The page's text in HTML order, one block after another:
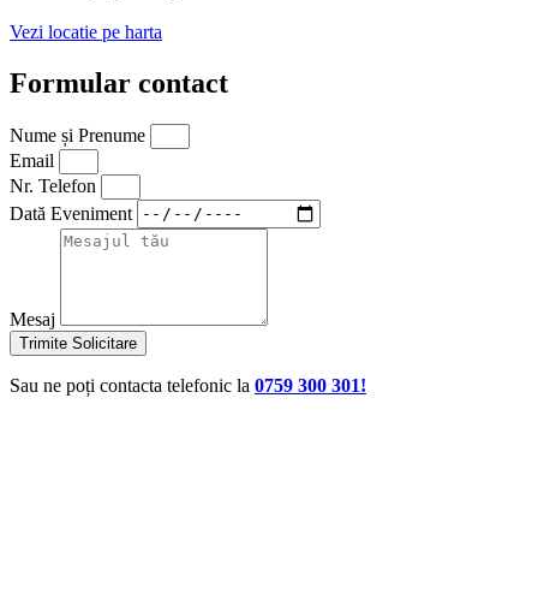
Vezi locatie pe harta
Formular contact
Nume și Prenume
Email
Nr. Telefon
Dată Eveniment
Mesaj
Trimite Solicitare
Sau ne poți contacta telefonic la 0759 300 301!